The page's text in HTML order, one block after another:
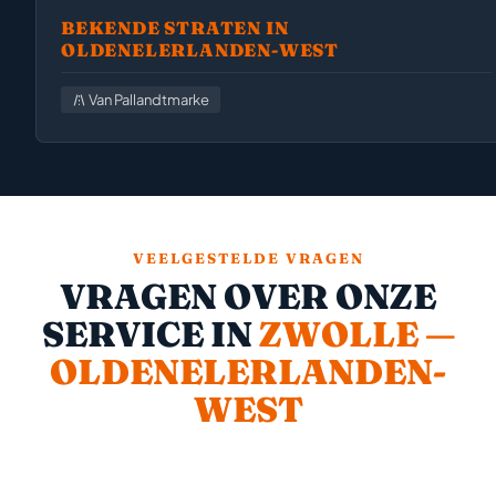
BEKENDE STRATEN IN
OLDENELERLANDEN-WEST
Van Pallandtmarke
VEELGESTELDE VRAGEN
VRAGEN OVER ONZE
SERVICE INZWOLLE —
OLDENELERLANDEN-
WEST